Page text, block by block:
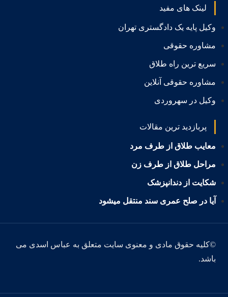
لینک های مفید
وکیل پایه یک دادگستری تهران
مشاوره حقوقی
سریع ترین راه طلاق
مشاوره حقوقی آنلاین
وکیل در سهروردی
پربازدید ترین مقالات
معایب طلاق از طرف مرد
مراحل طلاق از طرف زن
شکایت از دندانپزشک
آیا در صلح عمری سند منتقل میشود
©کلیه حقوق مادی و معنوی سایت متعلق به عباس اسدی می
باشد.